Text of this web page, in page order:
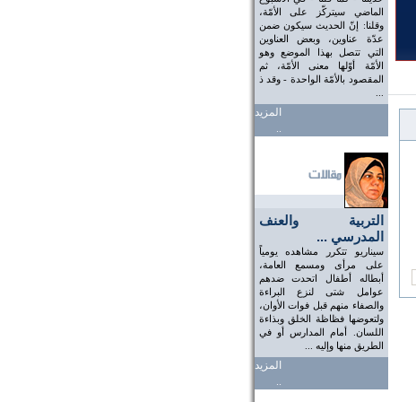
الماضي سيتركّز على الأمّة،
وقلنا: إنّ الحديث سيكون ضمن
عدّة عناوين، وبعض العناوين
التي تتصل بهذا الموضع وهو
الأمّة أوّلها معنى الأمّة، ثم
المقصود بالأمّة الواحدة - وقد ذ
المزيد
..
التربية والعنف
المدرسي ...
سيناريو تتكرر مشاهده يومياً
على مرأى ومسمع العامة،
أبطاله أطفال اتحدت ضدهم
عوامل شتى لنزع البراءة
والصفاء منهم قبل فوات الأوان،
ولتعوضها فظاظة الخلق وبذاءة
اللسان. أمام المدارس أو في
الطريق منها وإليه ...
المزيد
..